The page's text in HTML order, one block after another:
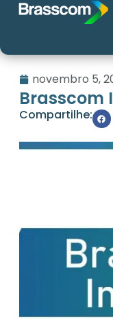
novembro 5,
Brasscom
Compartilhe: